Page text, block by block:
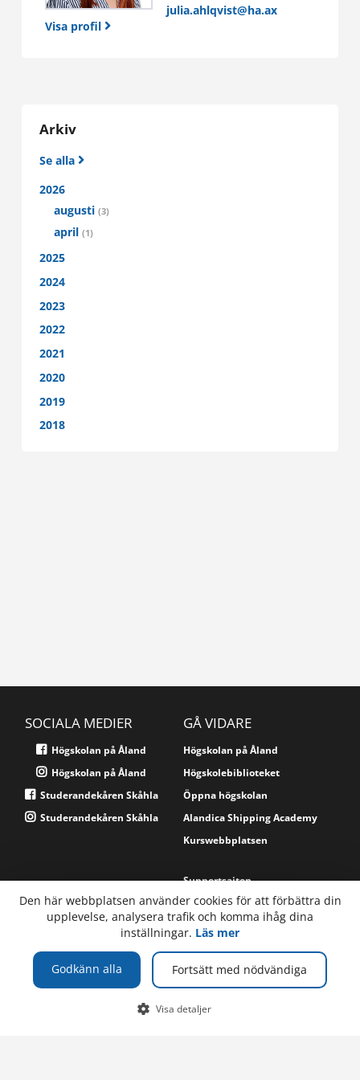
Gå till Sisu
Visa profil
julia.ahlqvist@ha.ax
Arkiv
Se alla
2026
augusti (3)
april (1)
2025
2024
2023
2022
2021
2020
2019
2018
SOCIALA MEDIER
Högskolan på Åland
Högskolan på Åland
Studerandekåren Skåhla
Studerandekåren Skåhla
GÅ VIDARE
Högskolan på Åland
Högskolebiblioteket
Öppna högskolan
Alandica Shipping Academy
Kurswebbplatsen
Supportsajten
Växel
Högskolan på Åland
PB 1010
AX-22111 Mariehamn
Om webbplatsen
Den här webbplatsen använder cookies för att förbättra din
upplevelse, analysera trafik och komma ihåg dina
inställningar. Läs mer
Godkänn alla Fortsätt med nödvändiga
Visa detaljer